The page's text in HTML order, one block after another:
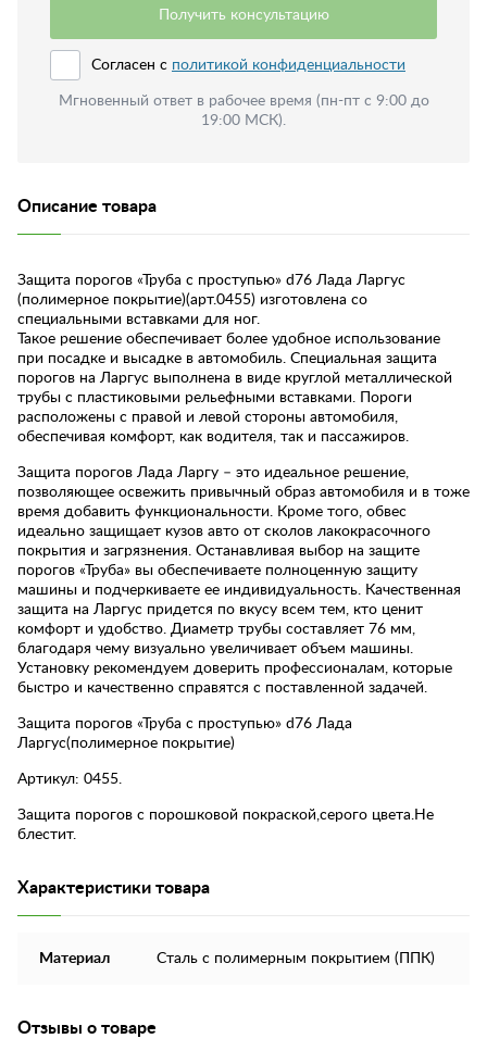
Получить консультацию
Согласен с политикой конфиденциальности
Мгновенный ответ в рабочее время (пн-пт с 9:00 до
19:00 МСК).
Описание товара
Защита порогов «Труба с проступью» d76 Лада Ларгус
(полимерное покрытие)(арт.0455) изготовлена со
специальными вставками для ног.
Такое решение обеспечивает более удобное использование
при посадке и высадке в автомобиль. Специальная защита
порогов на Ларгус выполнена в виде круглой металлической
трубы с пластиковыми рельефными вставками. Пороги
расположены с правой и левой стороны автомобиля,
обеспечивая комфорт, как водителя, так и пассажиров.
Защита порогов Лада Ларгу – это идеальное решение,
позволяющее освежить привычный образ автомобиля и в тоже
время добавить функциональности. Кроме того, обвес
идеально защищает кузов авто от сколов лакокрасочного
покрытия и загрязнения. Останавливая выбор на защите
порогов «Труба» вы обеспечиваете полноценную защиту
машины и подчеркиваете ее индивидуальность. Качественная
защита на Ларгус придется по вкусу всем тем, кто ценит
комфорт и удобство. Диаметр трубы составляет 76 мм,
благодаря чему визуально увеличивает объем машины.
Установку рекомендуем доверить профессионалам, которые
быстро и качественно справятся с поставленной задачей.
Защита порогов «Труба с проступью» d76 Лада
Ларгус(полимерное покрытие)
Артикул: 0455.
Защита порогов с порошковой покраской,серого цвета.Не
блестит.
Характеристики товара
Материал Сталь с полимерным покрытием (ППК)
Отзывы о товаре